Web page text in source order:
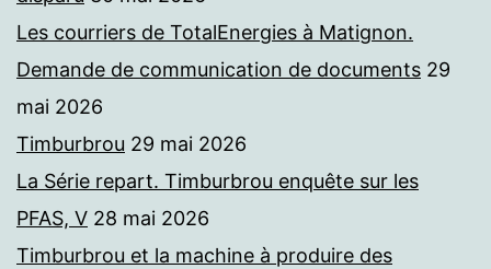
Les courriers de TotalEnergies à Matignon.
Demande de communication de documents 29
mai 2026
Timburbrou 29 mai 2026
La Série repart. Timburbrou enquête sur les
PFAS, V 28 mai 2026
Timburbrou et la machine à produire des